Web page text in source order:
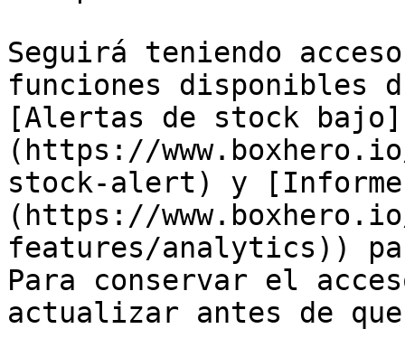
Seguirá teniendo
funciones disponibles
[Alertas de stock bajo]
(https://
stock-alert) y
(https://
features/analytics))
Para conservar el
actualizar antes de